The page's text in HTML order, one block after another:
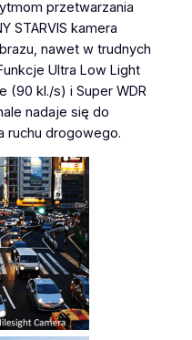
przetwarzania
STARVIS kamera
nawet w trudnych
Ultra Low Light
(90 kl./s) i Super WDR
nadaje się do
ruchu drogowego.